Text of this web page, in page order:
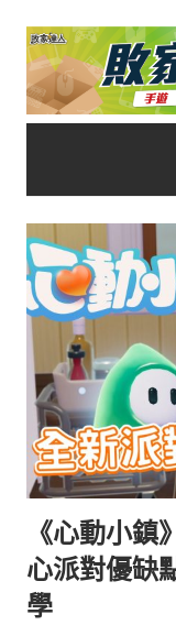
Skip
content
家
達
人
推
薦
No.1
遊
戲
科
技
自
媒
體。
《心動小鎮
心派對優缺
學